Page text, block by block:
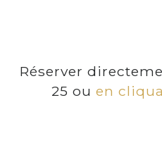
Réserver
25 ou en